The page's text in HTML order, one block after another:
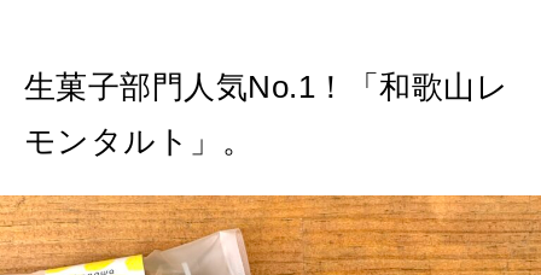
生菓子部門人気No.1！「和歌山レ
モンタルト」。